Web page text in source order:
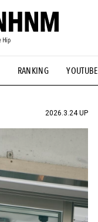
RANKING YOUTUBE
#マイナーグッド図鑑
#FASHION #MUSIC
2026.3.24 UP